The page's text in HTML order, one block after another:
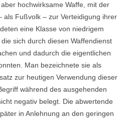
hochwirksame Waffe, mit der
als Fußvolk – zur Verteidigung ihrer
eine Klasse von niedrigem
sich durch diesen Waffendienst
und dadurch die eigentlichen
Man bezeichnete sie als
zur heutigen Verwendung dieser
während des ausgehenden
negativ belegt. Die abwertende
in Anlehnung an den geringen